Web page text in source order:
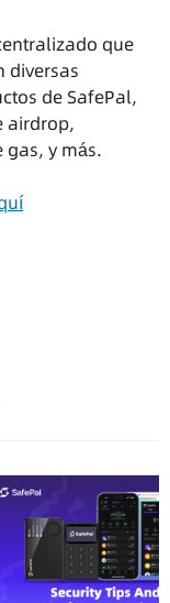
que
diversas
de SafePal,
airdrop,
gas, y más.